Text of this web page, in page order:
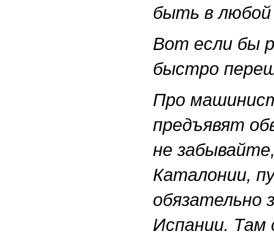
быть в
Вот если бы
быстро
Про
предъявят
не
Каталонии,
обязательно
Испании. Там